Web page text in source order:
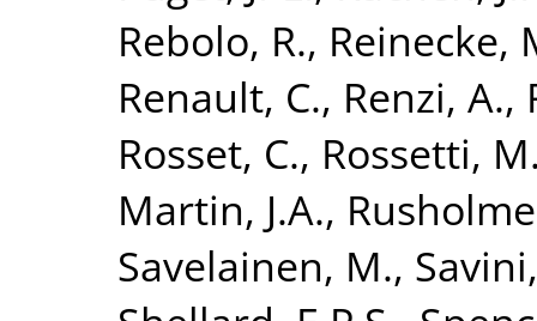
Rebolo, R., Reinecke,
Renault, C., Renzi, A.,
Rosset, C., Rossetti,
Martin, J.A.,
Savelainen, M.,